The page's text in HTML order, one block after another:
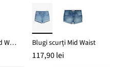
Pantaloni scurți de blugi Mid Waist cu bumbac organic, Loose Fit Blugi scurți Mid Waist
117,90 lei